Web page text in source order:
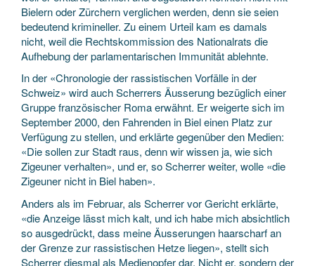
Bielern oder Zürchern verglichen werden, denn sie seien
bedeutend krimineller. Zu einem Urteil kam es damals
nicht, weil die Rechtskommission des Nationalrats die
Aufhebung der parlamentarischen Immunität ablehnte.
In der «Chronologie der rassistischen Vorfälle in der
Schweiz» wird auch Scherrers Äusserung bezüglich einer
Gruppe französischer Roma erwähnt. Er weigerte sich im
September 2000, den Fahrenden in Biel einen Platz zur
Verfügung zu stellen, und erklärte gegenüber den Medien:
«Die sollen zur Stadt raus, denn wir wissen ja, wie sich
Zigeuner verhalten», und er, so Scherrer weiter, wolle «die
Zigeuner nicht in Biel haben».
Anders als im Februar, als Scherrer vor Gericht erklärte,
«die Anzeige lässt mich kalt, und ich habe mich absichtlich
so ausgedrückt, dass meine Äusserungen haarscharf an
der Grenze zur rassistischen Hetze liegen», stellt sich
Scherrer diesmal als Medienopfer dar. Nicht er, sondern der